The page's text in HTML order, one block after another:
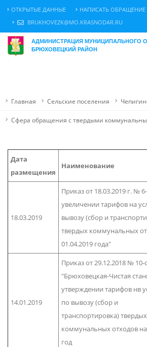
ОТКРЫТЫЕ ДАННЫЕ НАПИСАТЬ ОБРАЩЕНИЕ
BRUKHOVEZK@MO.KRASNODAR.RU
АДМИНИСТРАЦИЯ МУНИЦИПАЛЬНОГО
БРЮХОВЕЦКИЙ РАЙОН
Главная Сельские поселения
Сфера обращения с твердыми
Дата
размещения
Наименование
18.03.2019
Приказ от 18.03.2019 г. №
увеличении тарифов на
вывозу (сбор и
твердых коммунальных
01.04.2019 года"
14.01.2019
Приказ от 29.12.2018 №
"Брюховецкая-Чистая
утверждении тарифов нв
по вывозу (сбор и
транспортировка) твердых
коммунальных отходов
год